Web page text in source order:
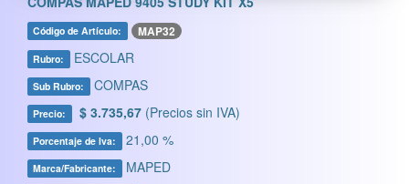
Código de Artículo: MAP32
Rubro: ESCOLAR
Sub Rubro: COMPAS
Precio: $ 3.735,67 (Precios sin IVA)
Porcentaje de Iva: 21,00 %
Marca/Fabricante: MAPED